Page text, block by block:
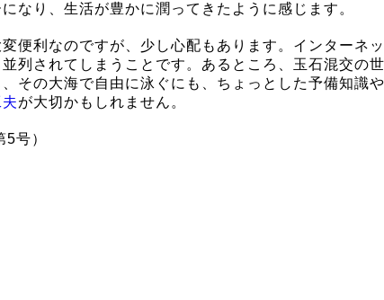
なり、生活が豊かに潤ってきたように感じます。
便利なのですが、少し心配もあります。インターネッ
列されてしまうことです。あるところ、玉石混交の
その大海で自由に泳ぐにも、ちょっとした予備知識
が大切かもしれません。
号）